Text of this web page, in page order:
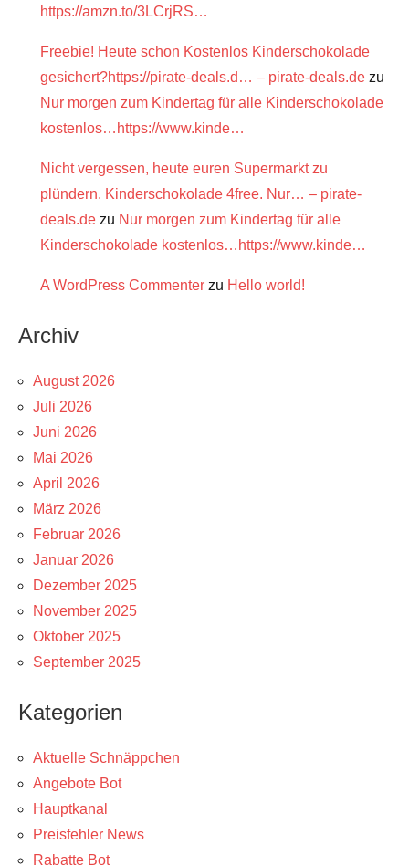
https://amzn.to/3LCrjRS…
Freebie! Heute schon Kostenlos Kinderschokolade
gesichert?https://pirate-deals.d… – pirate-deals.de zu
Nur morgen zum Kindertag für alle Kinderschokolade
kostenlos…https://www.kinde…
Nicht vergessen, heute euren Supermarkt zu
plündern. Kinderschokolade 4free. Nur… – pirate-
deals.de zu Nur morgen zum Kindertag für alle
Kinderschokolade kostenlos…https://www.kinde…
A WordPress Commenter zu Hello world!
Archiv
August 2026
Juli 2026
Juni 2026
Mai 2026
April 2026
März 2026
Februar 2026
Januar 2026
Dezember 2025
November 2025
Oktober 2025
September 2025
Kategorien
Aktuelle Schnäppchen
Angebote Bot
Hauptkanal
Preisfehler News
Rabatte Bot